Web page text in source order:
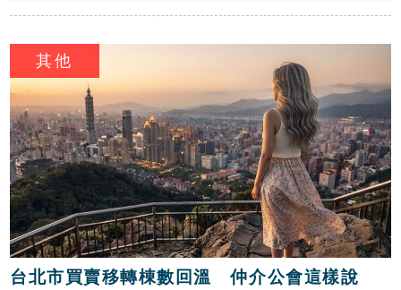
北市社會住宅包租代管第4期計畫共303案，截至
目前租金撥付皆正常，並無異常回報。為保障房
東與房客權益，都發局已要求業者定期提供財務
查核報告，若發現任何履約風險，將立即啟動接
管與移交機制，確保社宅服務不中斷，全力維護
租賃市場的穩定與居住安全。
其他
台北市買賣移轉棟數回溫 仲介公會這樣說